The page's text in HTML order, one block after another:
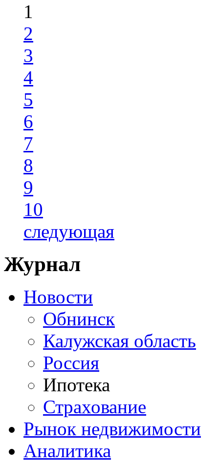
1
2
3
4
5
6
7
8
9
10
следующая
Журнал
Новости
Обнинск
Калужская область
Россия
Ипотека
Страхование
Рынок недвижимости
Аналитика